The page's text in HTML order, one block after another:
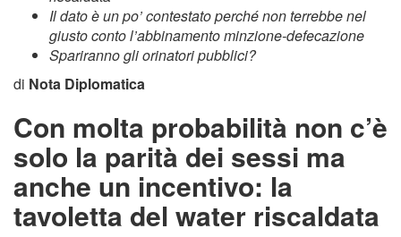
Il dato è un po’ contestato perché non terrebbe nel
giusto conto l’abbinamento minzione-defecazione
Spariranno gli orinatori pubblici?
di Nota Diplomatica
Con molta probabilità non c’è
solo la parità dei sessi ma
anche un incentivo: la
tavoletta del water riscaldata